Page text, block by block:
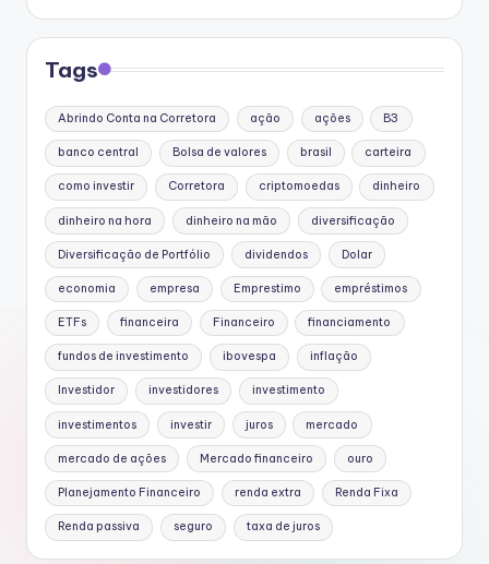
Tags
Abrindo Conta na Corretora ação ações B3
banco central Bolsa de valores brasil carteira
como investir Corretora criptomoedas dinheiro
dinheiro na hora dinheiro na mão diversificação
Diversificação de Portfólio dividendos Dolar
economia empresa Emprestimo empréstimos
ETFs financeira Financeiro financiamento
fundos de investimento ibovespa inflação
Investidor investidores investimento
investimentos investir juros mercado
mercado de ações Mercado financeiro ouro
Planejamento Financeiro renda extra Renda Fixa
Renda passiva seguro taxa de juros